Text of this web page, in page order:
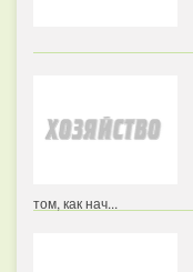
том, как нач...